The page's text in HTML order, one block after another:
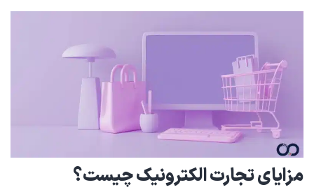
مزایای تجارت الکترونیک چیست؟